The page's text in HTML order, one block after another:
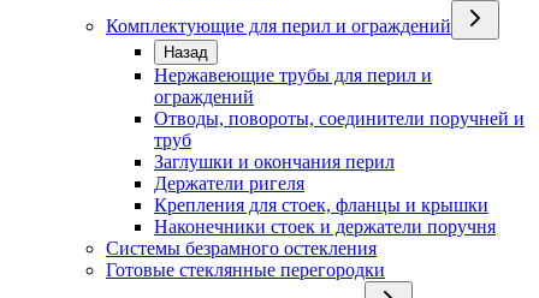
Комплектующие для перил и ограждений
Назад
Нержавеющие трубы для перил и
ограждений
Отводы, повороты, соединители поручней и
труб
Заглушки и окончания перил
Держатели ригеля
Крепления для стоек, фланцы и крышки
Наконечники стоек и держатели поручня
Системы безрамного остекления
Готовые стеклянные перегородки